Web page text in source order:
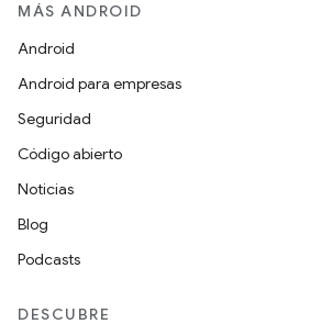
MÁS ANDROID
Android
Android para empresas
Seguridad
Código abierto
Noticias
Blog
Podcasts
DESCUBRE